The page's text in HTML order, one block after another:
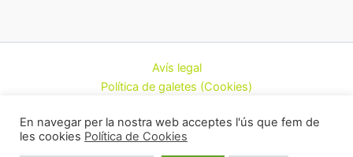
Avís legal
Política de galetes (Cookies)
Contacte
En navegar per la nostra web acceptes l'ús que fem de
les cookies Política de Cookies